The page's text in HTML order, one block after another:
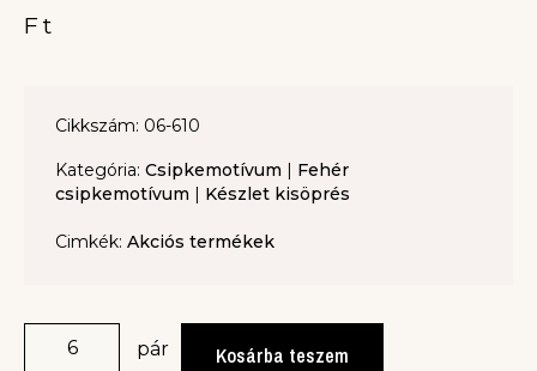
Ft
Cikkszám: 06-610
Kategória: Csipkemotívum | Fehér
csipkemotívum | Készlet kisöprés
Cimkék: Akciós termékek
pár Kosárba teszem